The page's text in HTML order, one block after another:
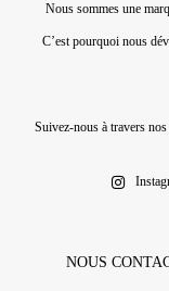
Nous sommes une
C’est pourquoi nous
Suivez-nous à travers
NOUS